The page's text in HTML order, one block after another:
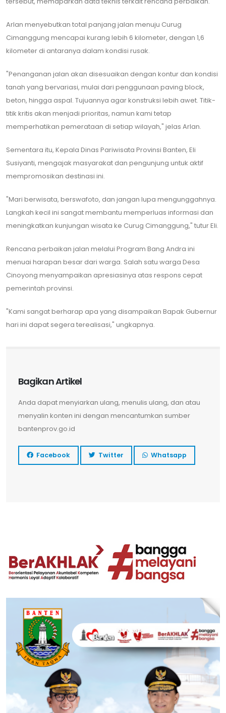
Arlan menyebutkan total panjang jalan menuju Curug
Cimanggung mencapai kurang lebih 6 kilometer, dengan 1,6
kilometer di antaranya dalam kondisi rusak.
​"Penanganan jalan akan disesuaikan dengan kontur dan kondisi
tanah yang bervariasi, mulai dari penggunaan paving block,
beton, hingga aspal. Tujuannya agar konstruksi lebih awet. Titik-
titik kritis akan menjadi prioritas, namun kami tetap
memperhatikan pemerataan di setiap wilayah," jelas Arlan.
​Sementara itu, Kepala Dinas Pariwisata Provinsi Banten, Eli
Susiyanti, mengajak masyarakat dan pengunjung untuk aktif
mempromosikan destinasi ini.
​"Mari berwisata, berswafoto, dan jangan lupa mengunggahnya.
Langkah kecil ini sangat membantu memperluas informasi dan
meningkatkan kunjungan wisata ke Curug Cimanggung," tutur Eli.
​Rencana perbaikan jalan melalui Program Bang Andra ini
menuai harapan besar dari warga. Salah satu warga Desa
Cinoyong menyampaikan apresiasinya atas respons cepat
pemerintah provinsi.
"Kami sangat berharap apa yang disampaikan Bapak Gubernur
hari ini dapat segera terealisasi," ungkapnya.
Bagikan Artikel
Anda dapat menyiarkan ulang, menulis ulang, dan atau
menyalin konten ini dengan mencantumkan sumber
bantenprov.go.id
Facebook Twitter Whatsapp